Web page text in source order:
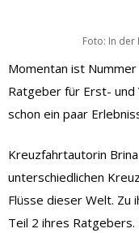
Foto: In der
Momentan ist
Ratgeber für Erst-
schon ein paar
Kreuzfahrtautorin
unterschiedlichen
Flüsse dieser Welt. Zu
Teil 2 ihres